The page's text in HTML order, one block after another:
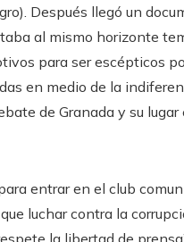
Después llegó un
al mismo horizonte
para ser escépticos
en medio de la
de Granada y su lugar
entrar en el club
luchar contra la
la libertad de